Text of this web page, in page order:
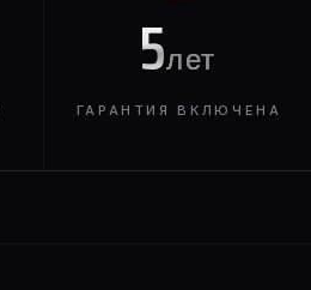
5лет
ГАРАНТИЯ ВКЛЮЧЕНА